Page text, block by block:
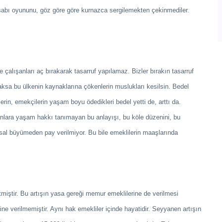
oyununu, göz göre göre kurnazca sergilemekten çekinmediler.
aç bırakarak tasarruf yapılamaz. Bizler bırakın tasarruf
bu ülkenin kaynaklarına çökenlerin muslukları kesilsin. Bedel
emekçilerin yaşam boyu ödedikleri bedel yetti de, arttı da.
yaşam hakkı tanımayan bu anlayışı, bu köle düzenini, bu
büyümeden pay verilmiyor. Bu bile emeklilerin maaşlarında
Bu artışın yasa gereği memur emeklilerine de verilmesi
verilmemiştir. Aynı hak emekliler içinde hayatidir. Seyyanen artışın